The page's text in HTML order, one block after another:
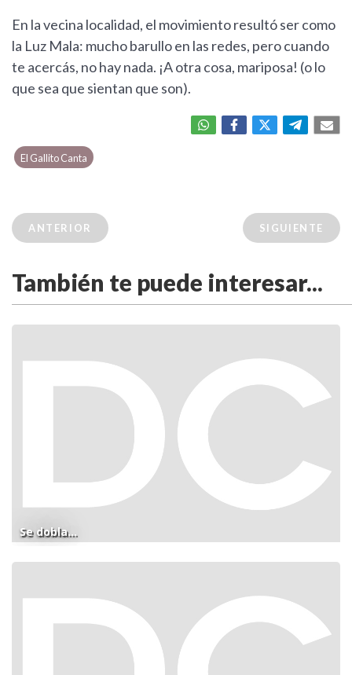
En la vecina localidad, el movimiento resultó ser como
la Luz Mala: mucho barullo en las redes, pero cuando
te acercás, no hay nada. ¡A otra cosa, mariposa! (o lo
que sea que sientan que son).
El Gallito Canta
ANTERIOR SIGUIENTE
También te puede interesar...
Se dobla...